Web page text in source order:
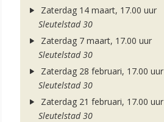
Zaterdag 14 maart, 17.00 uur
Sleutelstad 30
Zaterdag 7 maart, 17.00 uur
Sleutelstad 30
Zaterdag 28 februari, 17.00 uur
Sleutelstad 30
Zaterdag 21 februari, 17.00 uur
Sleutelstad 30